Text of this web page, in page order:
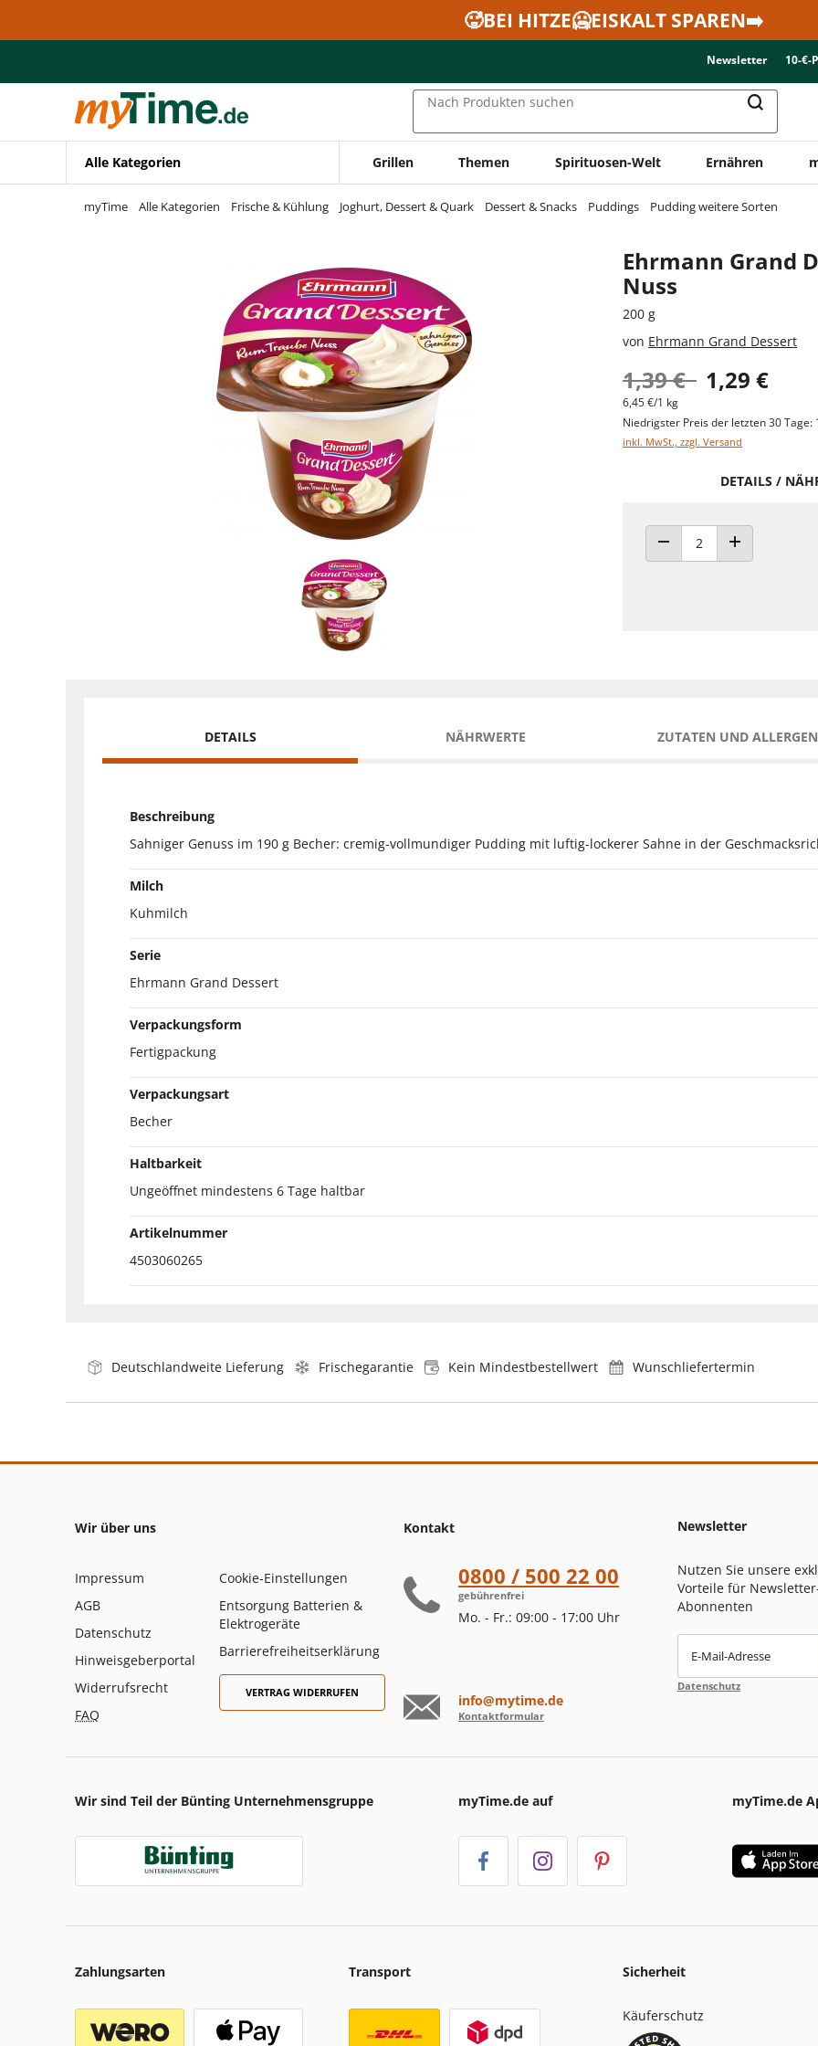
Zur Navigation springen
🥵BEI HITZE🥶EISKALT SPAREN➡️
Newsletter 10-€-
Nach Produkten suchen
Alle Kategorien Grillen Themen Spirituosen-Welt Ernähren
myTime Alle Kategorien Frische & Kühlung Joghurt, Dessert & Quark Dessert & Snacks Puddings Pudding weitere Sorten
Ehrmann Grand
Nuss
200 g
von Ehrmann Grand Dessert
1,39 € 1,29 €
6,45 €/1 kg
Niedrigster Preis der letzten 30 Tage:
inkl. MwSt., zzgl. Versand
DETAILS /
ANZAHL VERRINGERNANZAHL ERHÖHEN
DETAILS NÄHRWERTE ZUTATEN UND
Beschreibung
Sahniger Genuss im 190 g Becher: cremig-vollmundiger Pudding mit luftig-lockerer Sahne in der
Milch
Kuhmilch
Serie
Ehrmann Grand Dessert
Verpackungsform
Fertigpackung
Verpackungsart
Becher
Haltbarkeit
Ungeöffnet mindestens 6 Tage haltbar
Artikelnummer
4503060265
Deutschlandweite Lieferung Frischegarantie Kein Mindestbestellwert Wunschliefertermin
Wir über uns
Impressum
AGB
Datenschutz
Hinweisgeberportal
Widerrufsrecht
FAQ
Cookie-Einstellungen
Entsorgung Batterien &
Elektrogeräte
Barrierefreiheitserklärung
VERTRAG WIDERRUFEN
Kontakt
0800 / 500 22 00
gebührenfrei
Mo. - Fr.: 09:00 - 17:00 Uhr
info@mytime.de
Kontaktformular
Newsletter
Nutzen Sie unsere
Vorteile für
Abonnenten
E-Mail-Adresse
Datenschutz
Wir sind Teil der Bünting Unternehmensgruppe myTime.de auf myTime.de
Zahlungsarten Transport Sicherheit
Käuferschutz